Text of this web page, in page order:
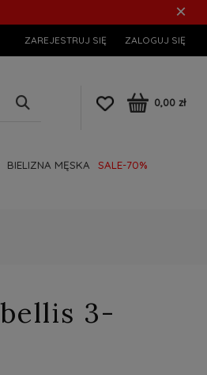
×
ZAREJESTRUJ SIĘ ZALOGUJ SIĘ
0,00 zł
BIELIZNA MĘSKA SALE-70%
3-